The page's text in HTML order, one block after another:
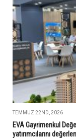
TEMMUZ 22ND, 2026
EVA Gayrimenkul
yatırımcılarını